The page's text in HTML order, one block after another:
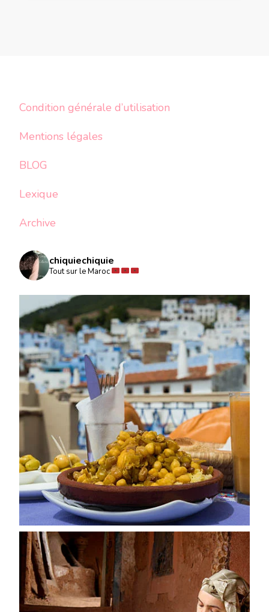
Condition générale d’utilisation
Mentions légales
BLOG
Lexique
Archive
chiquiechiquie
Tout sur le Maroc